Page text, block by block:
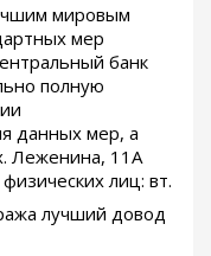
мировым
мер
банк
полную
данных мер, а
Леженина, 11А
лиц: вт.
лучший довод